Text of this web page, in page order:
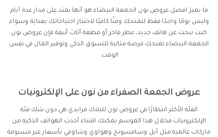
ما يميز افضل عروض نون الجمعة البيضاء هو أنها تمتد على مدار عدة أيام
وليس يومًا واحدًا فقط لتمنحك وقتًا كافيًا لاختيار احتياجاتك بعناية وسواء
كنت تبحث عن هاتف جديد، عطر فاخر أو قطعة أثاث أنيقة فإن عروض نون
الجمعة البيضاء تمنحك فرصة مثالية للتسوق الذكي وتوفير المال في نفس
الوقت.
عروض الجمعة الصفراء من نون على الإلكترونيات
الفئة الأكثر انتظارًا في عروض نون للبلاك فرايدي هي دون شك فئة
الإلكترونيات فخلال هذا الموسم يمكنك اقتناء أحدث الهواتف الذكية من
ماركات عالمية مثل آبل وسامسونج وهواوي وشاومي بأسعار غير مسبوقة